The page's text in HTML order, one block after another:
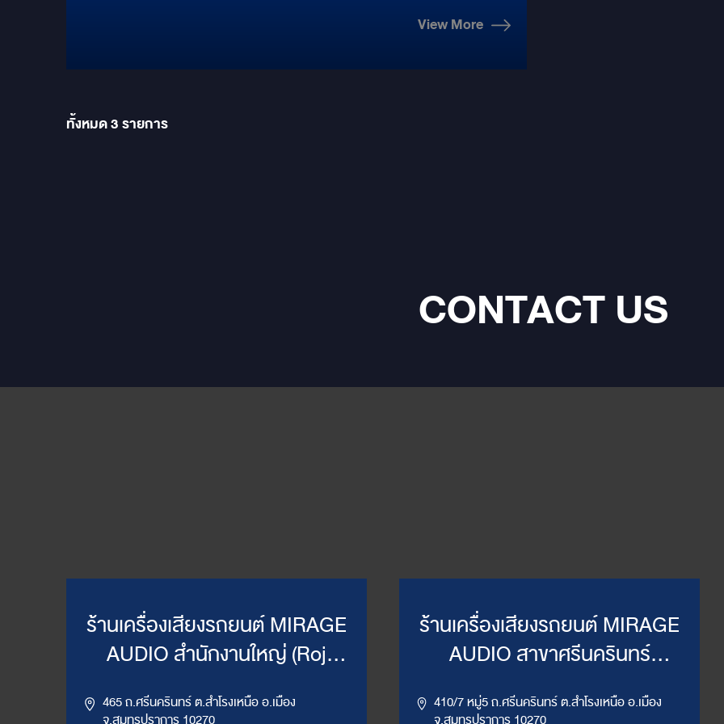
View More
ทั้งหมด3รายการ
CONTACT US
ร้านเครื่องเสียงรถยนต์ MIRAGE
AUDIO สำนักงานใหญ่ (Roj
465 ถ.ศรีนครินทร์ ต.สำโรงเหนือ อ.เมือง
จ.สมุทรปราการ 10270
ร้านเครื่องเสียงรถยนต์ MIRAGE
AUDIO สาขาศรีนครินทร์
410/7 หมู่5 ถ.ศรีนครินทร์ ต.สำโรงเหนือ อ.เมือง
จ.สมุทรปราการ 10270